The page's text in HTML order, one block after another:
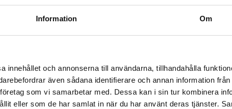
Information Om
innehållet och annonserna till användarna, tillhandahålla
även sådana identifierare och annan information från
som vi samarbetar med. Dessa kan i sin tur kombinera
eller som de har samlat in när du har använt deras tjänster.
Köp via ditt